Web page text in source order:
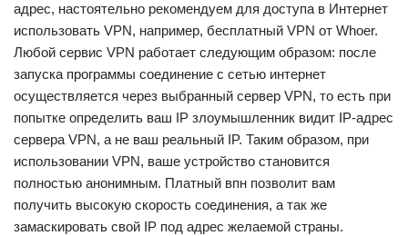
адрес, настоятельно рекомендуем для доступа в Интернет
использовать VPN, например, бесплатный VPN от Whoer.
Любой сервис VPN работает следующим образом: после
запуска программы соединение с сетью интернет
осуществляется через выбранный сервер VPN, то есть при
попытке определить ваш IP злоумышленник видит IP-адрес
сервера VPN, а не ваш реальный IP. Таким образом, при
использовании VPN, ваше устройство становится
полностью анонимным. Платный впн позволит вам
получить высокую скорость соединения, а так же
замаскировать свой IP под адрес желаемой страны.